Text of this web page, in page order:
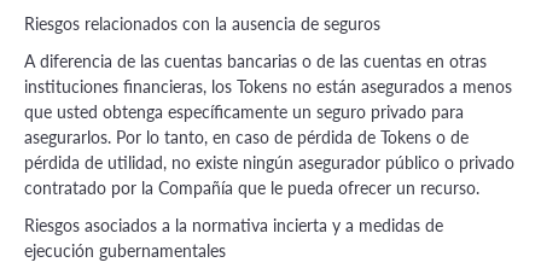
Riesgos relacionados con la ausencia de seguros
A diferencia de las cuentas bancarias o de las cuentas en otras
instituciones financieras, los Tokens no están asegurados a menos
que usted obtenga específicamente un seguro privado para
asegurarlos. Por lo tanto, en caso de pérdida de Tokens o de
pérdida de utilidad, no existe ningún asegurador público o privado
contratado por la Compañía que le pueda ofrecer un recurso.
Riesgos asociados a la normativa incierta y a medidas de
ejecución gubernamentales